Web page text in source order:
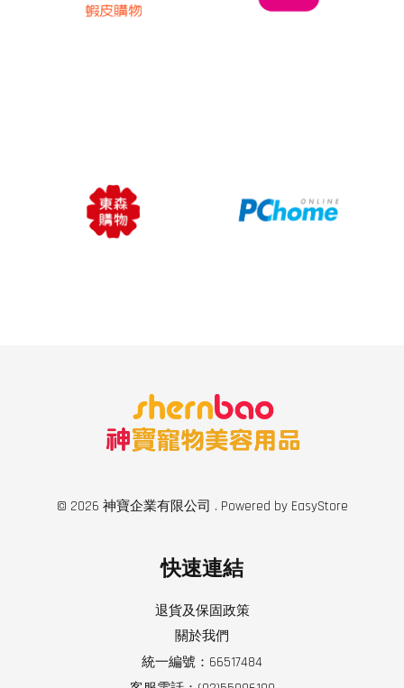
© 2026 神寶企業有限公司 . Powered by EasyStore
快速連結
退貨及保固政策
關於我們
統一編號：66517484